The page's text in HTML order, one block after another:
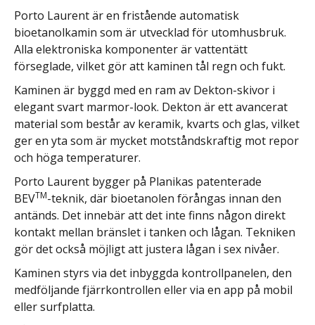
Porto Laurent är en fristående automatisk
bioetanolkamin som är utvecklad för utomhusbruk.
Alla elektroniska komponenter är vattentätt
förseglade, vilket gör att kaminen tål regn och fukt.
Kaminen är byggd med en ram av Dekton-skivor i
elegant svart marmor-look. Dekton är ett avancerat
material som består av keramik, kvarts och glas, vilket
ger en yta som är mycket motståndskraftig mot repor
och höga temperaturer.
Porto Laurent bygger på Planikas patenterade
BEVTM-teknik, där bioetanolen förångas innan den
antänds. Det innebär att det inte finns någon direkt
kontakt mellan bränslet i tanken och lågan. Tekniken
gör det också möjligt att justera lågan i sex nivåer.
Kaminen styrs via det inbyggda kontrollpanelen, den
medföljande fjärrkontrollen eller via en app på mobil
eller surfplatta.